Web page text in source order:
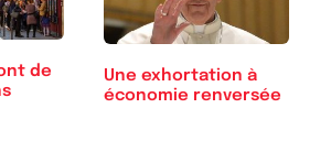
de
Une exhortation à
économie renversée